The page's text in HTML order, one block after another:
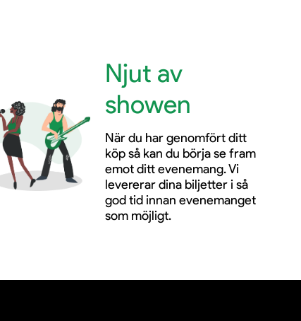
Njut av
showen
När du har genomfört ditt
köp så kan du börja se fram
emot ditt evenemang. Vi
levererar dina biljetter i så
god tid innan evenemanget
som möjligt.